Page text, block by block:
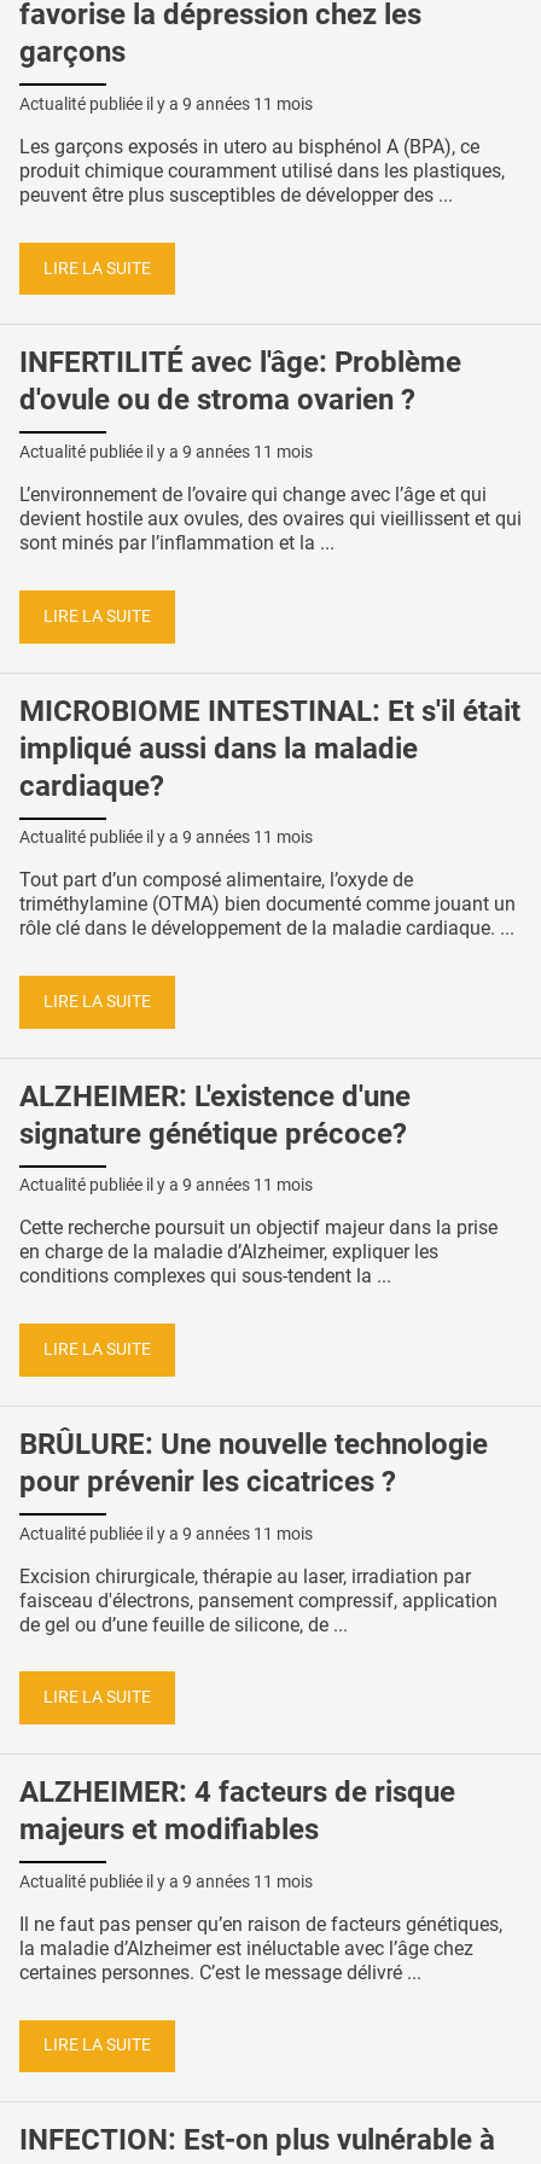
favorise la dépression chez les
garçons
Actualité publiée il y a 9 années 11 mois
Les garçons exposés in utero au bisphénol A (BPA), ce
produit chimique couramment utilisé dans les plastiques,
peuvent être plus susceptibles de développer des ...
LIRE LA SUITE
INFERTILITÉ avec l'âge: Problème
d'ovule ou de stroma ovarien ?
Actualité publiée il y a 9 années 11 mois
L’environnement de l’ovaire qui change avec l’âge et qui
devient hostile aux ovules, des ovaires qui vieillissent et qui
sont minés par l’inflammation et la ...
LIRE LA SUITE
MICROBIOME INTESTINAL: Et s'il était
impliqué aussi dans la maladie
cardiaque?
Actualité publiée il y a 9 années 11 mois
Tout part d’un composé alimentaire, l’oxyde de
triméthylamine (OTMA) bien documenté comme jouant un
rôle clé dans le développement de la maladie cardiaque. ...
LIRE LA SUITE
ALZHEIMER: L'existence d'une
signature génétique précoce?
Actualité publiée il y a 9 années 11 mois
Cette recherche poursuit un objectif majeur dans la prise
en charge de la maladie d’Alzheimer, expliquer les
conditions complexes qui sous-tendent la ...
LIRE LA SUITE
BRÛLURE: Une nouvelle technologie
pour prévenir les cicatrices ?
Actualité publiée il y a 9 années 11 mois
Excision chirurgicale, thérapie au laser, irradiation par
faisceau d'électrons, pansement compressif, application
de gel ou d’une feuille de silicone, de ...
LIRE LA SUITE
ALZHEIMER: 4 facteurs de risque
majeurs et modifiables
Actualité publiée il y a 9 années 11 mois
Il ne faut pas penser qu’en raison de facteurs génétiques,
la maladie d’Alzheimer est inéluctable avec l’âge chez
certaines personnes. C’est le message délivré ...
LIRE LA SUITE
INFECTION: Est-on plus vulnérable à